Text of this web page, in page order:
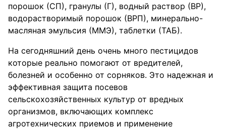
порошок (СП), гранулы (Г), водный раствор (ВР),
водорастворимый порошок (ВРП), минерально-
масляная эмульсия (ММЭ), таблетки (ТАБ).
На сегодняшний день очень много пестицидов
которые реально помогают от вредителей,
болезней и особенно от сорняков. Это надежная и
эффективная защита посевов
сельскохозяйственных культур от вредных
организмов, включающих комплекс
агротехнических приемов и применение